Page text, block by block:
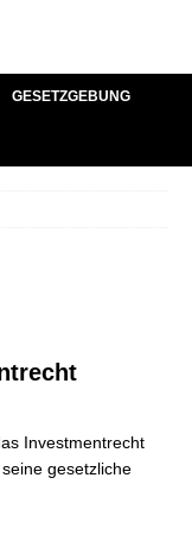
GESETZGEBUNG
Investmentrecht
gesetzliche